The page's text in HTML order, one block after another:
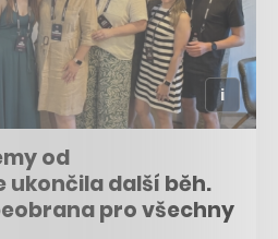
od
ukončila další běh.
pro všechny